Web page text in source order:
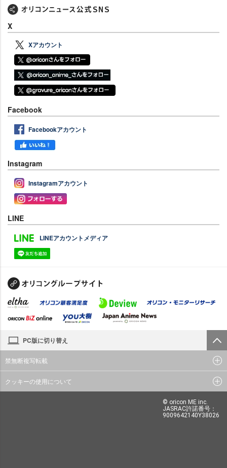
X
Xアカウント
Facebook
Facebookアカウント
Instagram
Instagramアカウント
LINE
LINEアカウントメディア
PC版に切り替え
禁無断複写転載
クッキーの使用について
© oricon ME inc.
JASRAC許諾番号：
9009642140Y38026